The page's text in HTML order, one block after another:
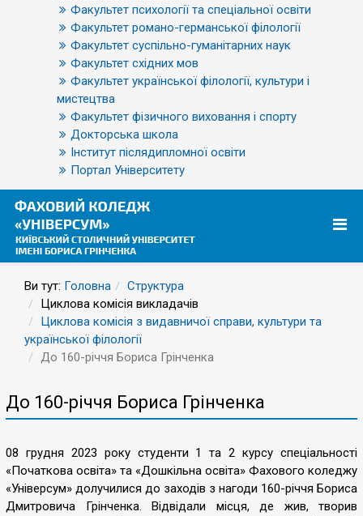
Факультет психології та спеціальної освіти
Факультет романо-германської філології
Факультет суспільно-гуманітарних наук
Факультет східних мов
Факультет української філології, культури і
мистецтва
Факультет фізичного виховання і спорту
Докторська школа
Інститут післядипломної освіти
Портал Університету
Ви тут: Головна
Структура
Циклова комісія викладачів
Циклова комісія з видавничої справи, культури та
української філології
До 160-річчя Бориса Грінченка
До 160-річчя Бориса Грінченка
08 грудня 2023 року студенти 1 та 2 курсу спеціальності
«Початкова освіта» та «Дошкільна освіта» Фахового коледжу
«Універсум» долучилися до заходів з нагоди 160-річчя Бориса
Дмитровича Грінченка. Відвідали місця, де жив, творив